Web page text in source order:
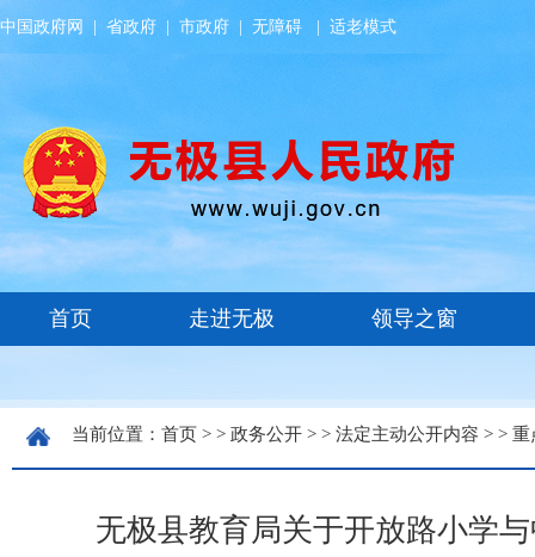
中国政府网 省政府 市政府 无障碍 适老模式
当前位置： 首页 > > 政务公开 > > 法定主动公开内容 > > 重
无极县教育局关于开放路小学